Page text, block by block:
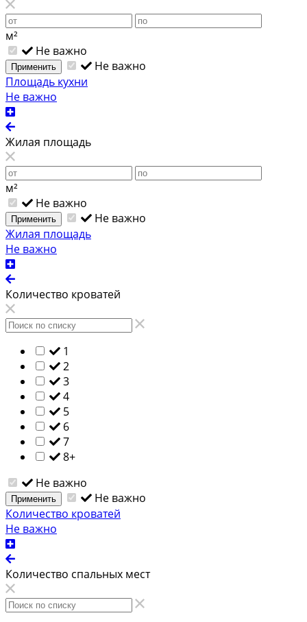
м²
Не важно
Применить
Не важно
Площадь кухни
Не важно
Жилая площадь
м²
Не важно
Применить
Не важно
Жилая площадь
Не важно
Количество кроватей
1
2
3
4
5
6
7
8+
Не важно
Применить
Не важно
Количество кроватей
Не важно
Количество спальных мест